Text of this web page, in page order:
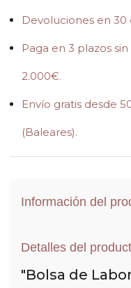
Devoluciones en 30
Paga en 3 plazos
2.000€.
Envío gratis desde
(Baleares).
Información del
Detalles del
"Bolsa de